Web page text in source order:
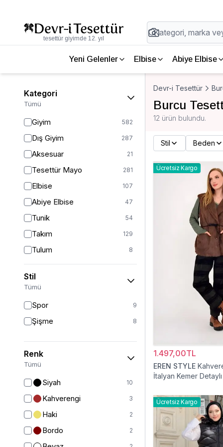
tesettür giyimde 12. yıl
Yeni Gelenler Elbise Abiye Elbise
Kategori
Tümü
Giyim 582
Dış Giyim 287
Aksesuar 21
Tesettür Mayo 281
Elbise 107
Abiye Elbise 47
Tunik 54
Takım 129
Tulum 8
Pantolon 151
Etek 19
Şal 6
Bone
Ferace
Kap & Pardesü
Trençkot
Hırka
Stil
Tümü
Spor 9
Şişme 8
Renk
Tümü
Siyah 10
Kahverengi 3
Haki 2
Bordo 2
Devr-i Tesettür
Burcu
12 ürün bulundu.
Stil Beden
Ücretsiz Kargo
1.497,00TL
EREN STYLE
İtalyan Kemer
Ücretsiz Kargo